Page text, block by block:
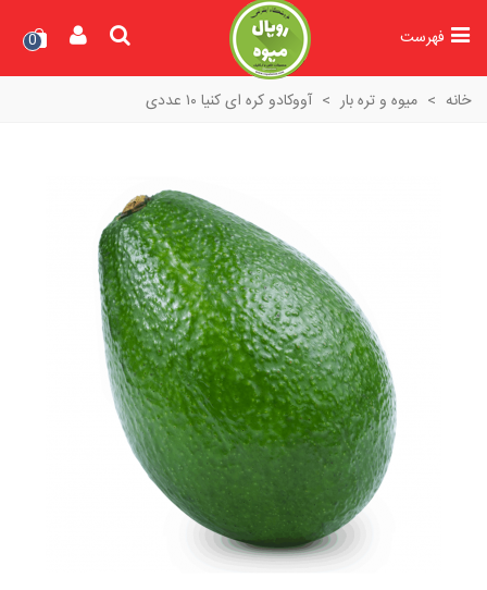
فهرست 0
خانه > میوه و تره بار > آووکادو کره ای کنیا ۱۰ عددی